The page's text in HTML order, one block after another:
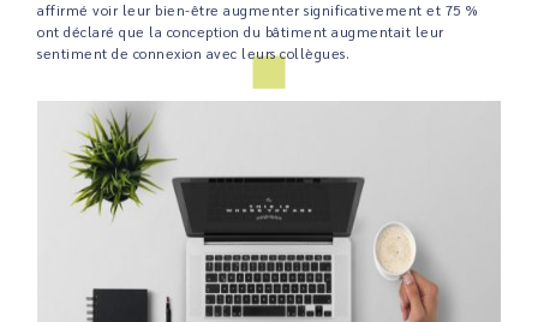
affirmé voir leur bien-être augmenter significativement et 75 %
ont déclaré que la conception du bâtiment augmentait leur
sentiment de connexion avec leurs collègues.